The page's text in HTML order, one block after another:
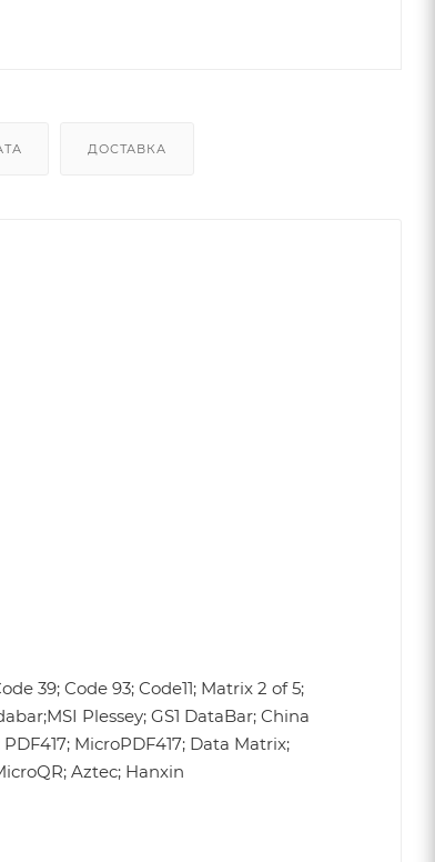
ДОСТАВКА
39; Code 93; Code11; Matrix 2 of 5;
Plessey; GS1 DataBar; China
MicroPDF417; Data Matrix;
Aztec; Hanxin